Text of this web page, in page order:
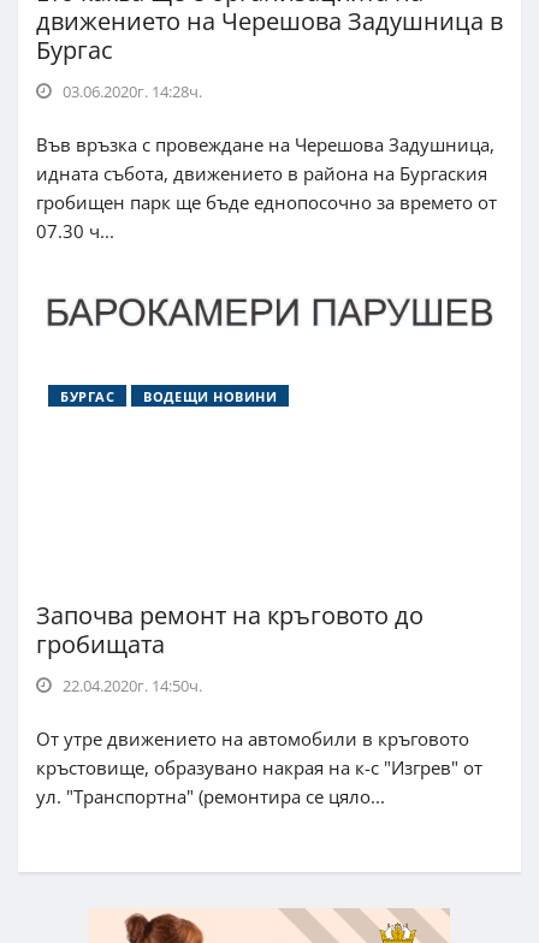
движението на Черешова Задушница в
Бургас
03.06.2020г. 14:28ч.
Във връзка с провеждане на Черешова Задушница,
идната събота, движението в района на Бургаския
гробищен парк ще бъде еднопосочно за времето от
07.30 ч...
БУРГАС ВОДЕЩИ НОВИНИ
Започва ремонт на кръговото до
гробищата
22.04.2020г. 14:50ч.
От утре движението на автомобили в кръговото
кръстовище, образувано накрая на к-с "Изгрев" от
ул. "Транспортна" (ремонтира се цяло...